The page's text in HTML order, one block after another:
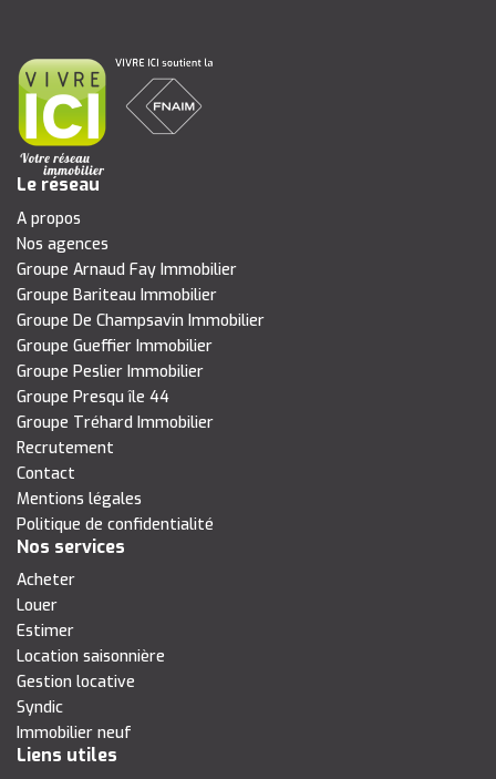
Le réseau
A propos
Nos agences
Groupe Arnaud Fay Immobilier
Groupe Bariteau Immobilier
Groupe De Champsavin Immobilier
Groupe Gueffier Immobilier
Groupe Peslier Immobilier
Groupe Presqu île 44
Groupe Tréhard Immobilier
Recrutement
Contact
Mentions légales
Politique de confidentialité
Nos services
Acheter
Louer
Estimer
Location saisonnière
Gestion locative
Syndic
Immobilier neuf
Liens utiles